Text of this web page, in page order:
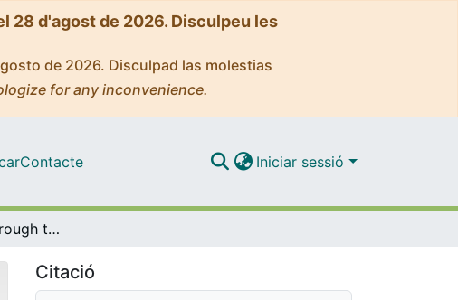
28 d'agost de 2026. Disculpeu les
de 2026. Disculpad las molestias
for any inconvenience.
Contacte Iniciar sessió
Enhanced flux through the methylerythritol phosphate pathway in Arabidopsis plants overexpressing deoxyxylulose 5-phosphate reductoisomerase
Citació